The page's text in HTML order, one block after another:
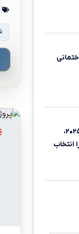
اجاره خانه در امارات ۲۰۲۵،
انتخاب